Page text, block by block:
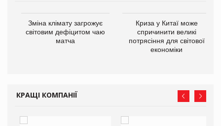
Зміна клімату загрожує
світовим дефіцитом чаю
матча
Криза у Китаї може
спричинити великі
потрясіння для світової
економіки
КРАЩІ КОМПАНІЇ